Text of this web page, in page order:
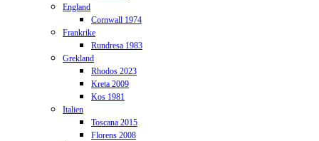
England
Cornwall 1974
Frankrike
Rundresa 1983
Grekland
Rhodos 2023
Kreta 2009
Kos 1981
Italien
Toscana 2015
Florens 2008